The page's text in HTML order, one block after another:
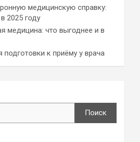
медицинскую справку:
2025 году
медицина: что выгоднее и в
к приёму у врача
Поиск